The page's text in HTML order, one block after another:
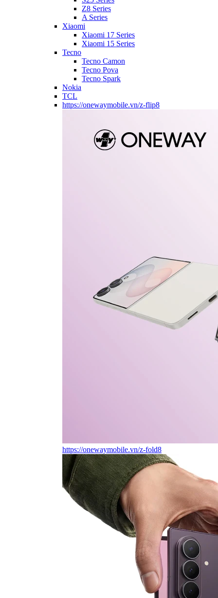
Z8 Series
A Series
Xiaomi
Xiaomi 17 Series
Xiaomi 15 Series
Tecno
Tecno Camon
Tecno Pova
Tecno Spark
Nokia
TCL
https://onewaymobile.vn/z-flip8
https://onewaymobile.vn/z-fold8